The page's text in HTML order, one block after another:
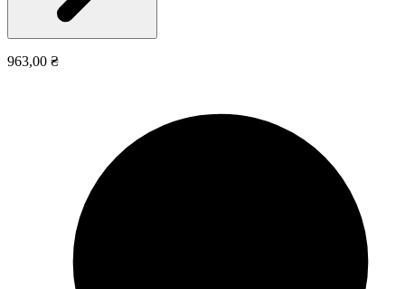
963,00 ₴